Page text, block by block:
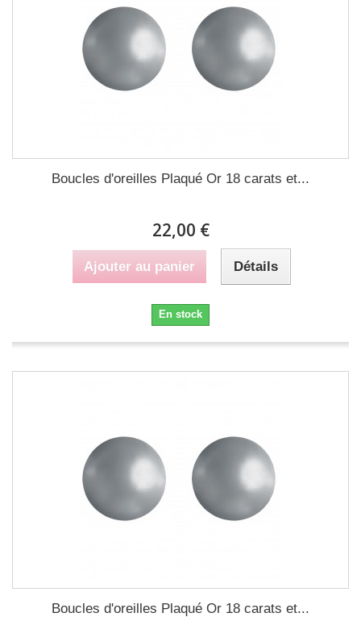
Boucles d'oreilles Plaqué Or 18 carats et...
22,00 €
Ajouter au panier Détails
En stock
Boucles d'oreilles Plaqué Or 18 carats et...